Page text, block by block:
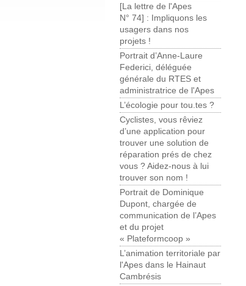
[La lettre de l'Apes
N° 74] : Impliquons les
usagers dans nos
projets !
Portrait d’Anne-Laure
Federici, déléguée
générale du RTES et
administratrice de l'Apes
L’écologie pour tou.tes ?
Cyclistes, vous rêviez
d’une application pour
trouver une solution de
réparation prés de chez
vous ? Aidez-nous à lui
trouver son nom !
Portrait de Dominique
Dupont, chargée de
communication de l’Apes
et du projet
« Plateformcoop »
L’animation territoriale par
l'Apes dans le Hainaut
Cambrésis